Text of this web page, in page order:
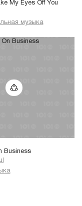
My Eyes Off You
музыка
Business